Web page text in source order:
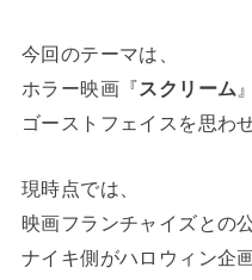
今回のテーマは、
ホラー映画『スクリーム
ゴーストフェイスを思わ
現時点では、
映画フランチャイズとの
ナイキ側がハロウィン企